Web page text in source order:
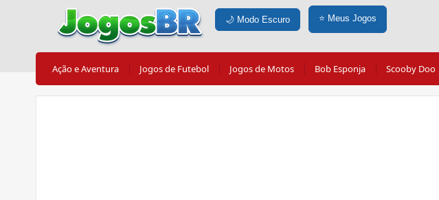
🌙 Modo Escuro ⭐ Meus Jogos
Ação e Aventura Jogos de Futebol Jogos de Motos Bob Esponja Scooby Doo